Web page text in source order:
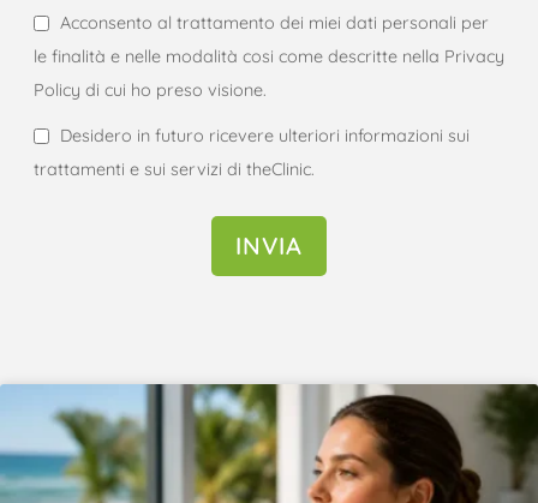
Acconsento al trattamento dei miei dati personali per
le finalità e nelle modalità cosi come descritte nella Privacy
Policy di cui ho preso visione.
Desidero in futuro ricevere ulteriori informazioni sui
trattamenti e sui servizi di theClinic.
INVIA